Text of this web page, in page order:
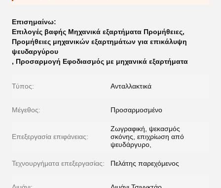
Επισημαίνω:
Επιλογές βαφής Μηχανικά εξαρτήματα Προμήθειες,
Προμήθειες μηχανικών εξαρτημάτων για επικάλυψη
ψευδαργύρου
, Προσαρμογή Εφοδιασμός με μηχανικά εξαρτήματα
Τύπος: Ανταλλακτικά
Μέγεθος: Προσαρμοσμένο
Επεξεργασία επιφάνειας:
Ζωγραφική, ψεκασμός
σκόνης, επιχρίωση από
ψευδάργυρο,
Τεχνουργήματα επεξεργασίας: Πελάτης παρεχόμενος